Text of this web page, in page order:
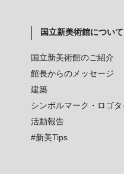
国立新美術館について
国立新美術館のご紹介
館長からのメッセージ
建築
シンボルマーク・ロゴタ
活動報告
#新美Tips